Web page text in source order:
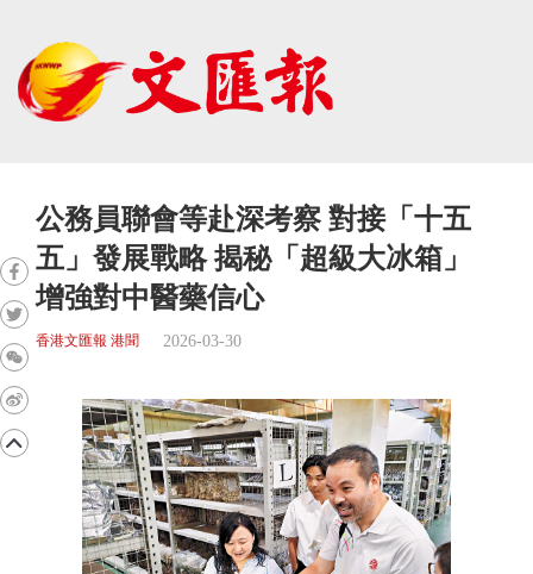
公務員聯會等赴深考察 對接「十五
五」發展戰略 揭秘「超級大冰箱」
增強對中醫藥信心
香港文匯報 港聞 2026-03-30